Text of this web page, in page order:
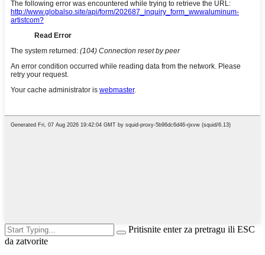
Pritisnite enter za pretragu ili ESC
da zatvorite